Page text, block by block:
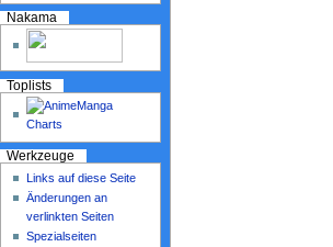
Nakama
Toplists
Werkzeuge
Links auf diese Seite
Änderungen an
verlinkten Seiten
Spezialseiten